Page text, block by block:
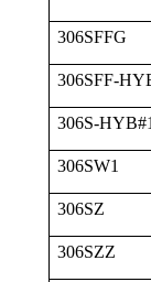
306SFFG
306SFF-
306S-
306SW1
306SZ
306SZZ